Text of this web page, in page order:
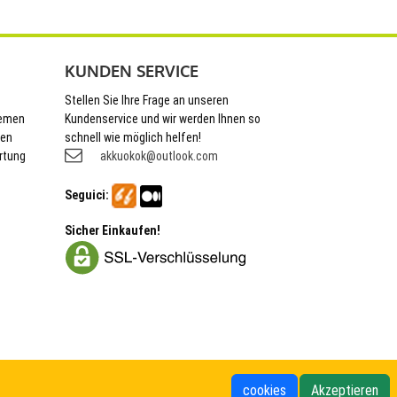
KUNDEN SERVICE
Stellen Sie Ihre Frage an unseren
Kundenservice und wir werden Ihnen so
schnell wie möglich helfen!
akkuokok@outlook.com
Seguici:
Sicher Einkaufen!
cookies Akzeptieren